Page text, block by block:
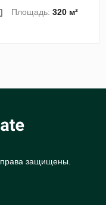
Площадь:320 м²
защищены.